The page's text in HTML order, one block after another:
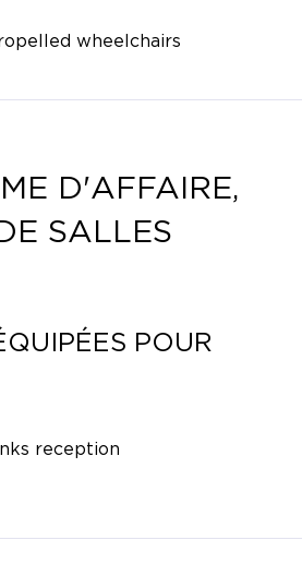
wheelchairs
D'AFFAIRE,
SALLES
POUR
reception